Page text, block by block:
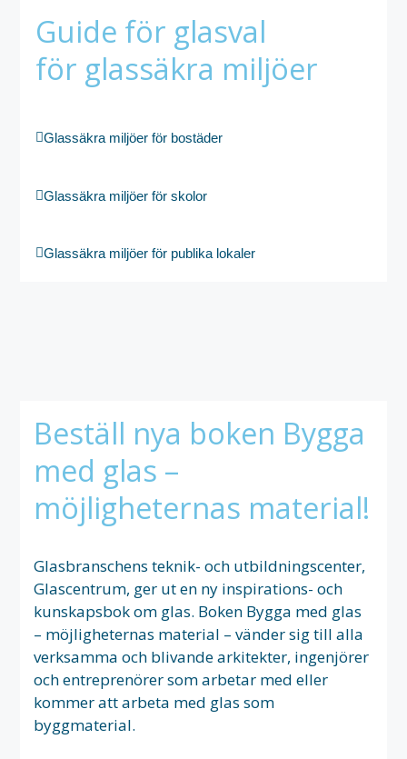
Guide för glasval
för glassäkra miljöer
Glassäkra miljöer för bostäder
Glassäkra miljöer för skolor
Glassäkra miljöer för publika lokaler
Beställ nya boken Bygga
med glas –
möjligheternas material!
Glasbranschens teknik- och utbildningscenter,
Glascentrum, ger ut en ny inspirations- och
kunskapsbok om glas. Boken Bygga med glas
– möjligheternas material – vänder sig till alla
verksamma och blivande arkitekter, ingenjörer
och entreprenörer som arbetar med eller
kommer att arbeta med glas som
byggmaterial.